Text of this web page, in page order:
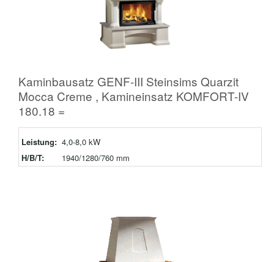
Kaminbausatz GENF-III Steinsims Quarzit
Mocca Creme , Kamineinsatz KOMFORT-IV
180.18 =
Leistung: 4,0-8,0 kW
H/B/T:
1940/1280/760 mm